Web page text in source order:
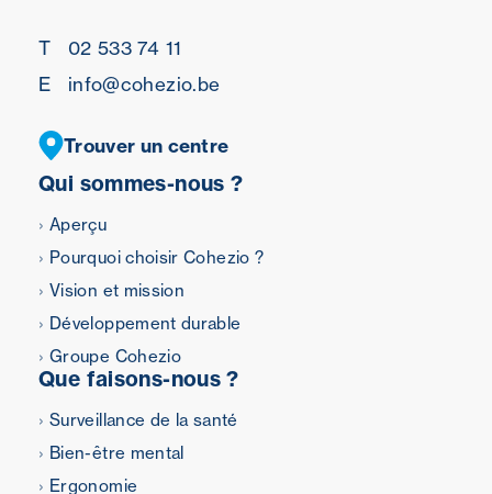
Qui sommes-nous ?
Aperçu
Pourquoi choisir Cohezio ?
Vision et mission
Développement durable
Groupe Cohezio
Que faisons-nous ?
Surveillance de la santé
Bien-être mental
Ergonomie
T
02 533 74 11
E
info@cohezio.be
Trouver un centre